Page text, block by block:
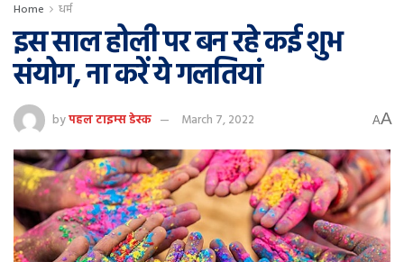
Home धर्म
इस साल होली पर बन रहे कई शुभ
संयोग, ना करें ये गलतियां
byपहल टाइम्स डेस्क March 7, 2022 AA